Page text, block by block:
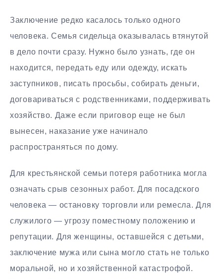
Заключение редко касалось только одного
человека. Семья сидельца оказывалась втянутой
в дело почти сразу. Нужно было узнать, где он
находится, передать еду или одежду, искать
заступников, писать просьбы, собирать деньги,
договариваться с родственниками, поддерживать
хозяйство. Даже если приговор еще не был
вынесен, наказание уже начинало
распространяться по дому.
Для крестьянской семьи потеря работника могла
означать срыв сезонных работ. Для посадского
человека — остановку торговли или ремесла. Для
служилого — угрозу поместному положению и
репутации. Для женщины, оставшейся с детьми,
заключение мужа или сына могло стать не только
моральной, но и хозяйственной катастрофой.